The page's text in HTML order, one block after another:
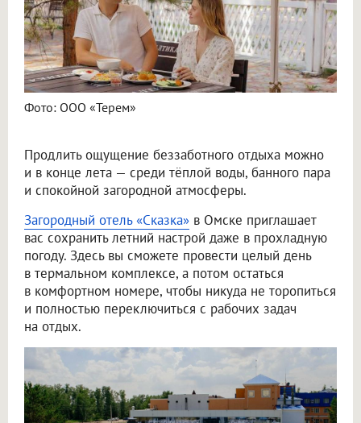
Фото: ООО «Терем»
Продлить ощущение беззаботного отдыха можно
и в конце лета — среди тёплой воды, банного пара
и спокойной загородной атмосферы.
Загородный отель «Сказка» в Омске приглашает
вас сохранить летний настрой даже в прохладную
погоду. Здесь вы сможете провести целый день
в термальном комплексе, а потом остаться
в комфортном номере, чтобы никуда не торопиться
и полностью переключиться с рабочих задач
на отдых.